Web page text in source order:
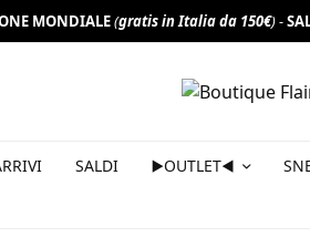
MONDIALE(gratis in Italia da 150€) -
SALDI ▶️OUTLET◀️
per non perderti offerte e